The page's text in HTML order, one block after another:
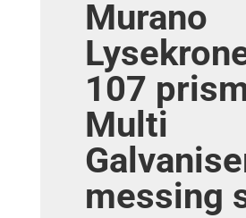
Murano
107
Multi
messing